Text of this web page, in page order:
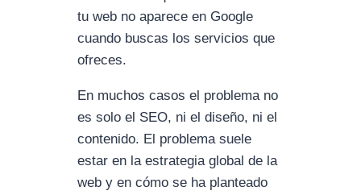
tu web no aparece en Google
cuando buscas los servicios que
ofreces.
En muchos casos el problema no
es solo el SEO, ni el diseño, ni el
contenido. El problema suele
estar en la estrategia global de la
web y en cómo se ha planteado